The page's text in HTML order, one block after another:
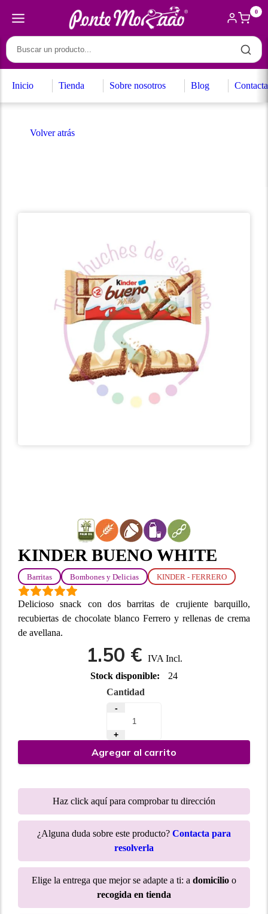
0
Inicio Tienda Sobre nosotros Blog
Volver atrás
KINDER BUENO WHITE
Barritas Bombones y Delicias KINDER - FERRERO
Delicioso snack con dos barritas de crujiente barquillo,
recubiertas de chocolate blanco Ferrero y rellenas de crema
de avellana.
1.50 € IVA Incl.
Stock disponible:
24
Cantidad
-
+
Agregar al carrito
Haz click aquí para comprobar tu dirección
¿Alguna duda sobre este producto? Contacta para
resolverla
Elige la entrega que mejor se adapte a ti: a domicilio o
recogida en tienda